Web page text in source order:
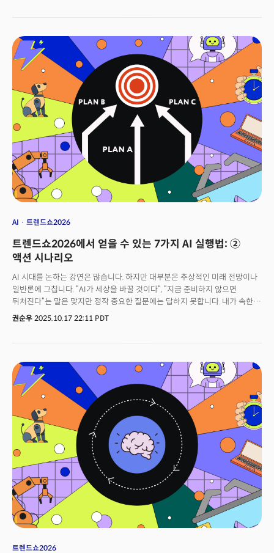
지름길임을 배웁니다.두 번째는 비교의 시선입니다. 그는 미국과 한국을
끊임없이 비교하며, “왜 한국은 다르게 움직이는가”를 묻습니다. 이런 비교를
통해 놓친 기회를 발견하고, 산업을 객관적으로 보는 눈을 기릅니다.세 번째는
공유의 가치입니다. 손 대표는 자신이 배운 것을 리포트와 트렌드쇼를 통해
나누며, 공유의 과정에서 통찰이 더 깊어진다고 말합니다. 배운 것을 나누는
것이 곧 학습의 완성이라는 점을 깨닫게 합니다.마지막으로 그는 정직한
경고를 남깁니다. 한국이 AI 무풍지대처럼 보여도, 사실은 폭풍전야라는
현실을 외면하지 말아야 한다는 것. 불편한 진실을 직시하는 용기가 진정한
성장의 출발점임을 일깨웁니다.
AI 트렌드쇼2026
트렌드쇼2026에서 얻을 수 있는 7가지 AI 실행법: ②
액션 시나리오
AI 시대를 논하는 강연은 많습니다. 하지만 대부분은 추상적인 미래 전망이나
일반론에 그칩니다. “AI가 세상을 바꿀 것이다“, “지금 준비하지 않으면
뒤처진다“는 말은 맞지만 정작 중요한 질문에는 답하지 못합니다. 내가 속한
조직에서, 내가 하는 일에서, 나의 자원과 제약 조건 안에서 구체적으로 무엇을
전략가, 1인 미디어 기업가, 데이터 컨설턴트, B2B 테크 기업가, 그리고
저널리스트까지 다양한 트랙을 대표합니다. 참관객들은 이들의 이야기를 통해
자신과 가장 가까운 시나리오를 발견하고, 그것을 자신의 상황에 맞게
변형하고 적용하는 구체적인 청사진을 얻게 될 것입니다.👉 트렌드쇼2026
등록 마감임박!
권순우 2025.10.17 22:11 PDT
트렌드쇼2026